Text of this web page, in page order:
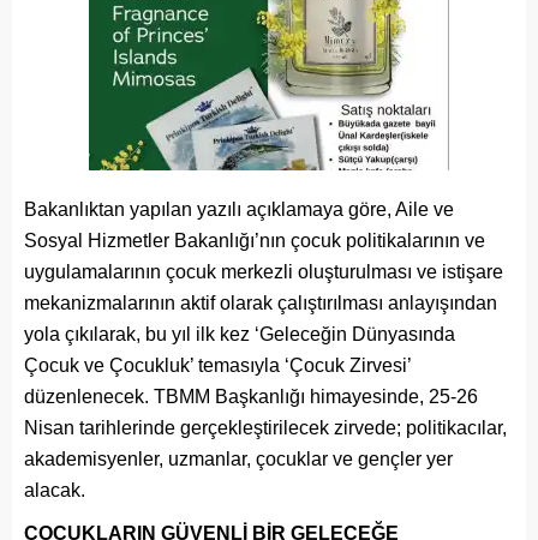
Bakanlıktan yapılan yazılı açıklamaya göre, Aile ve
Sosyal Hizmetler Bakanlığı’nın çocuk politikalarının ve
uygulamalarının çocuk merkezli oluşturulması ve istişare
mekanizmalarının aktif olarak çalıştırılması anlayışından
yola çıkılarak, bu yıl ilk kez ‘Geleceğin Dünyasında
Çocuk ve Çocukluk’ temasıyla ‘Çocuk Zirvesi’
düzenlenecek. TBMM Başkanlığı himayesinde, 25-26
Nisan tarihlerinde gerçekleştirilecek zirvede; politikacılar,
akademisyenler, uzmanlar, çocuklar ve gençler yer
alacak.
ÇOCUKLARIN GÜVENLİ BİR GELECEĞE